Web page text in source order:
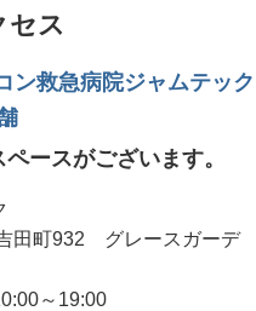
セス
ン救急病院ジャムテック
ースがございます。
田町932 グレースガーデ
～19:00